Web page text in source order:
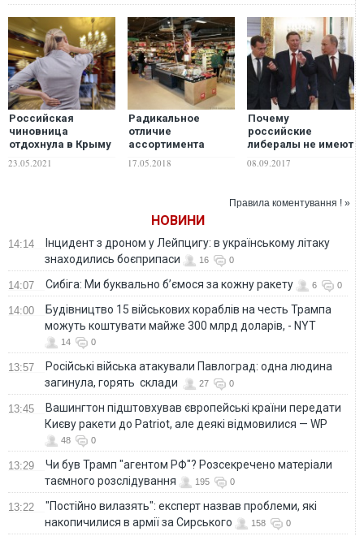
Российская
чиновница
отдохнула в Крыму
и ужаснулась
местному сервису
23.05.2021
Радикальное
отличие
ассортимента
российских и
европейских
17.05.2018
Почему
российские
либералы не имеют
морального права
давать советы
08.09.2017
Правила коментування ! »
НОВИНИ
14:14
Інцидент з дроном у Лейпцигу: в українському літаку
знаходились боєприпаси
16 0
14:07 Сибіга: Ми буквально б’ємося за кожну ракету 6 0
14:00
Будівництво 15 військових кораблів на честь Трампа
можуть коштувати майже 300 млрд доларів, - NYT
14 0
13:57
Російські війська атакували Павлоград: одна людина
загинула, горять склади
27 0
13:45
Вашингтон підштовхував європейські країни передати
Києву ракети до Patriot, але деякі відмовилися — WP
48 0
13:29
Чи був Трамп "агентом РФ"? Розсекречено матеріали
таємного розслідування
195 0
13:22
"Постійно вилазять": експерт назвав проблеми, які
накопичилися в армії за Сирського
158 0